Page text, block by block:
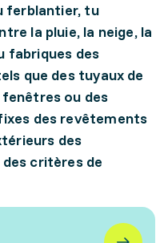
ferblantier, tu
la pluie, la neige, la
fabriques des
que des tuyaux de
ou des
des revêtements
des
critères de